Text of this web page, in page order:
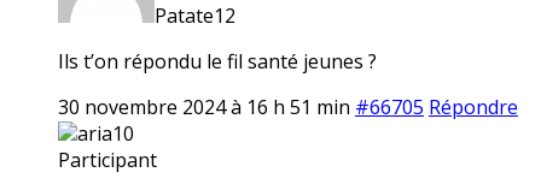
Patate12
Ils t’on répondu le fil santé jeunes ?
30 novembre 2024 à 16 h 51 min #66705 Répondre
aria10
Participant